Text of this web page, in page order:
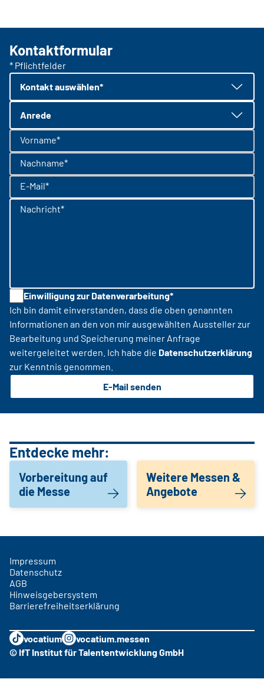
Kontaktformular
* Pflichtfelder
Kontakt auswählen*
Anrede
Vorname*
Nachname*
E-Mail*
Nachricht*
Einwilligung zur Datenverarbeitung*
Ich bin damit einverstanden, dass die oben genannten
Informationen an den von mir ausgewählten Aussteller zur
Bearbeitung und Speicherung meiner Anfrage
weitergeleitet werden. Ich habe die Datenschutzerklärung
zur Kenntnis genommen.
E-Mail senden
Entdecke mehr:
Vorbereitung auf
die Messe
Weitere Messen &
Angebote
Impressum
Datenschutz
AGB
Hinweisgebersystem
Barrierefreiheitserklärung
vocatium
vocatium.messen
© IfT Institut für Talententwicklung GmbH